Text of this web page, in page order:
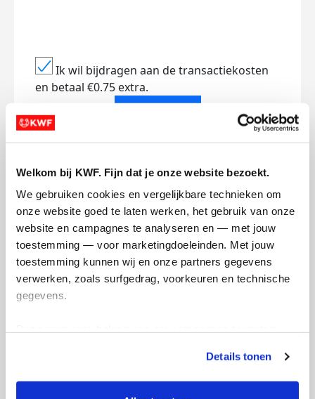
Welkom bij KWF. Fijn dat je onze website bezoekt.
We gebruiken cookies en vergelijkbare technieken om
onze website goed te laten werken, het gebruik van onze
website en campagnes te analyseren en — met jouw
toestemming — voor marketingdoeleinden. Met jouw
toestemming kunnen wij en onze partners gegevens
verwerken, zoals surfgedrag, voorkeuren en technische
gegevens.
tonen. Je kunt je toestemming op elk moment wijzigen of
intrekken via Cookie instellingen onderaan de pagina. De
lijst met cookies is te vinden in het tabblad “details”.
Details tonen
Ik wil bijdragen aan de transactiekosten
en betaal €0.75 extra.
Opgehaald
€151
Streefbedrag
€500
Doneer Word lid van ons team